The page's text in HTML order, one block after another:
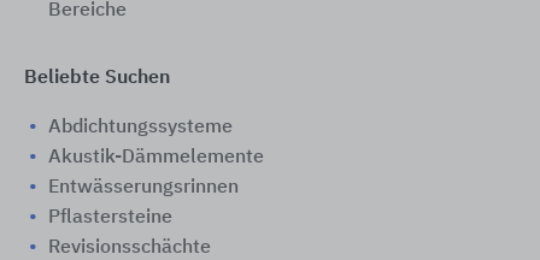
Bereiche
Beliebte Suchen
Abdichtungssysteme
Akustik-Dämmelemente
Entwässerungsrinnen
Pflastersteine
Revisionsschächte